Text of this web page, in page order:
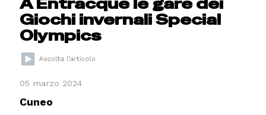
A Entracque le gare dei
Giochi invernali Special
Olympics
05 marzo 2024
Cuneo